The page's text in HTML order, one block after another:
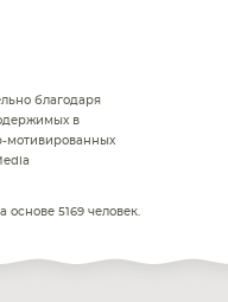
благодаря
в
мотивированных
основе 5169 человек.